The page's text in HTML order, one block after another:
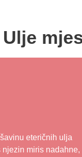
Ulje
eteričnih ulja
miris nadahne,